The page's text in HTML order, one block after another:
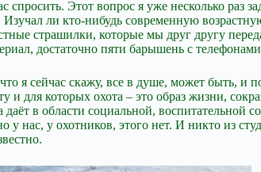
спросить. Этот вопрос я уже несколько
ли кто-нибудь современную
страшилки, которые мы друг другу
достаточно пяти барышень с
я сейчас скажу, все в душе, может быть, и
и для которых охота – это образ жизни,
в области социальной, воспитательной
у нас, у охотников, этого нет. И никто из